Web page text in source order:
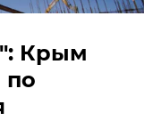
Крым
по